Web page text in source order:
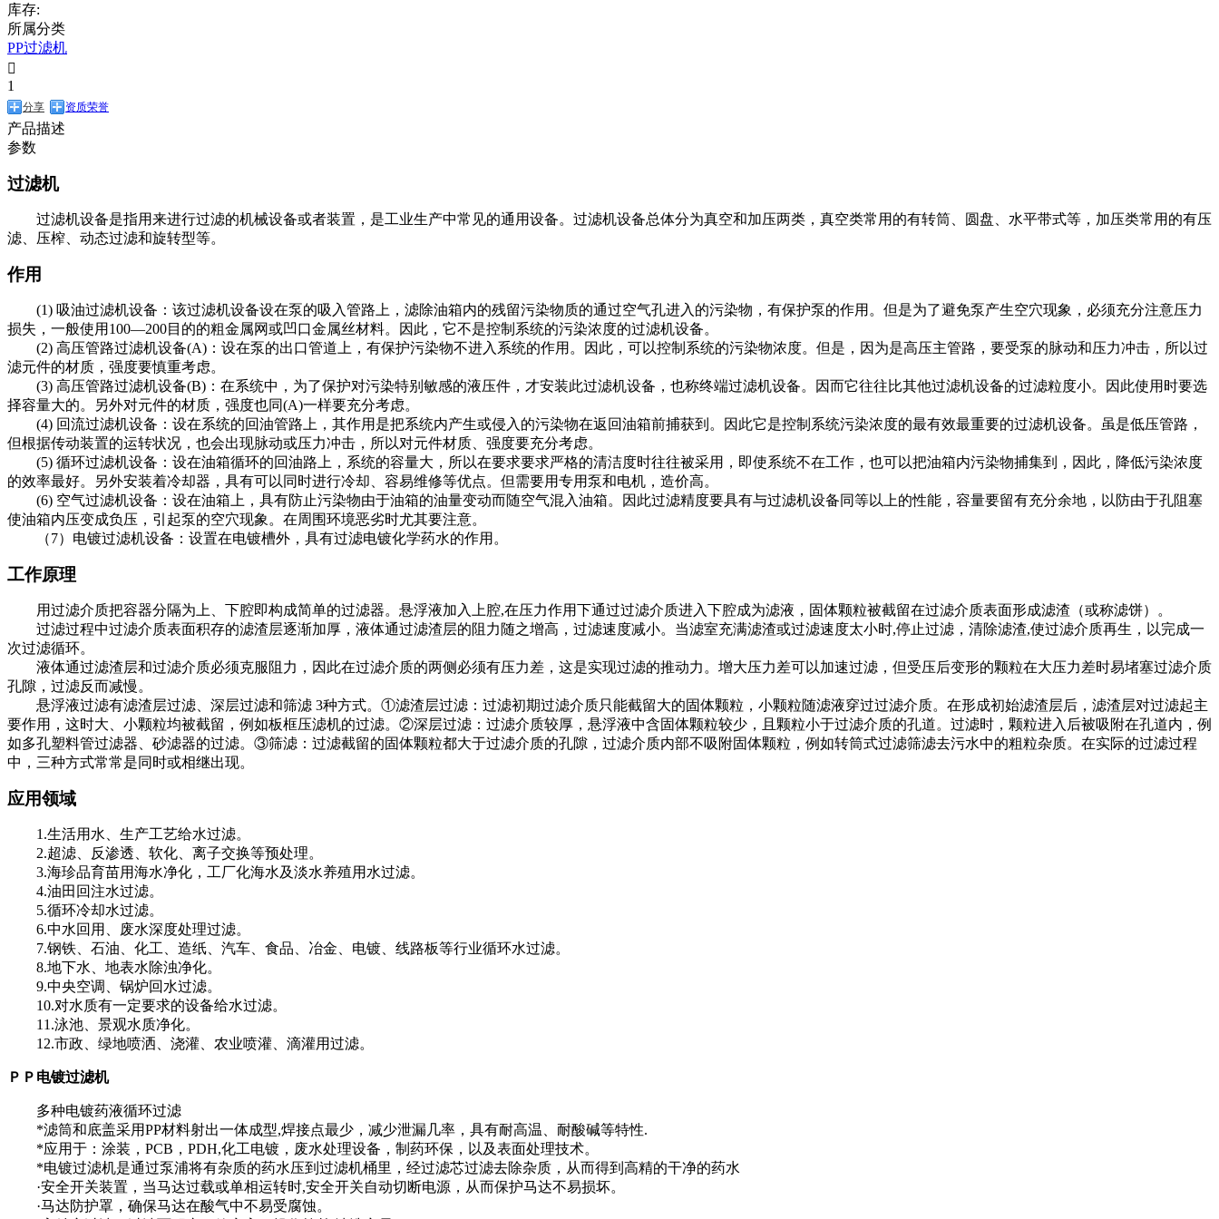
库存:
所属分类
PP过滤机

1
分享 资质荣誉
产品描述
参数
过滤机
过滤机设备是指用来进行过滤的机械设备或者装置，是工业生产中常见的通用设备。过滤机设备总体分为真空和加压两类，真空类常用的有转筒、圆盘、水平带式等，加压类常用的有压
滤、压榨、动态过滤和旋转型等。
作用
(1) 吸油过滤机设备：该过滤机设备设在泵的吸入管路上，滤除油箱内的残留污染物质的通过空气孔进入的污染物，有保护泵的作用。但是为了避免泵产生空穴现象，必须充分注意压力
损失，一般使用100—200目的的粗金属网或凹口金属丝材料。因此，它不是控制系统的污染浓度的过滤机设备。
(2) 高压管路过滤机设备(A)：设在泵的出口管道上，有保护污染物不进入系统的作用。因此，可以控制系统的污染物浓度。但是，因为是高压主管路，要受泵的脉动和压力冲击，所以过
滤元件的材质，强度要慎重考虑。
(3) 高压管路过滤机设备(B)：在系统中，为了保护对污染特别敏感的液压件，才安装此过滤机设备，也称终端过滤机设备。因而它往往比其他过滤机设备的过滤粒度小。因此使用时要选
择容量大的。另外对元件的材质，强度也同(A)一样要充分考虑。
(4) 回流过滤机设备：设在系统的回油管路上，其作用是把系统内产生或侵入的污染物在返回油箱前捕获到。因此它是控制系统污染浓度的最有效最重要的过滤机设备。虽是低压管路，
但根据传动装置的运转状况，也会出现脉动或压力冲击，所以对元件材质、强度要充分考虑。
(5) 循环过滤机设备：设在油箱循环的回油路上，系统的容量大，所以在要求要求严格的清洁度时往往被采用，即使系统不在工作，也可以把油箱内污染物捕集到，因此，降低污染浓度
的效率最好。另外安装着冷却器，具有可以同时进行冷却、容易维修等优点。但需要用专用泵和电机，造价高。
(6) 空气过滤机设备：设在油箱上，具有防止污染物由于油箱的油量变动而随空气混入油箱。因此过滤精度要具有与过滤机设备同等以上的性能，容量要留有充分余地，以防由于孔阻塞
使油箱内压变成负压，引起泵的空穴现象。在周围环境恶劣时尤其要注意。
（7）电镀过滤机设备：设置在电镀槽外，具有过滤电镀化学药水的作用。
工作原理
用过滤介质把容器分隔为上、下腔即构成简单的过滤器。悬浮液加入上腔,在压力作用下通过过滤介质进入下腔成为滤液，固体颗粒被截留在过滤介质表面形成滤渣（或称滤饼）。
过滤过程中过滤介质表面积存的滤渣层逐渐加厚，液体通过滤渣层的阻力随之增高，过滤速度减小。当滤室充满滤渣或过滤速度太小时,停止过滤，清除滤渣,使过滤介质再生，以完成一
次过滤循环。
液体通过滤渣层和过滤介质必须克服阻力，因此在过滤介质的两侧必须有压力差，这是实现过滤的推动力。增大压力差可以加速过滤，但受压后变形的颗粒在大压力差时易堵塞过滤介质
孔隙，过滤反而减慢。
悬浮液过滤有滤渣层过滤、深层过滤和筛滤 3种方式。①滤渣层过滤：过滤初期过滤介质只能截留大的固体颗粒，小颗粒随滤液穿过过滤介质。在形成初始滤渣层后，滤渣层对过滤起主
要作用，这时大、小颗粒均被截留，例如板框压滤机的过滤。②深层过滤：过滤介质较厚，悬浮液中含固体颗粒较少，且颗粒小于过滤介质的孔道。过滤时，颗粒进入后被吸附在孔道内，例
如多孔塑料管过滤器、砂滤器的过滤。③筛滤：过滤截留的固体颗粒都大于过滤介质的孔隙，过滤介质内部不吸附固体颗粒，例如转筒式过滤筛滤去污水中的粗粒杂质。在实际的过滤过程
中，三种方式常常是同时或相继出现。
应用领域
1.生活用水、生产工艺给水过滤。
2.超滤、反渗透、软化、离子交换等预处理。
3.海珍品育苗用海水净化，工厂化海水及淡水养殖用水过滤。
4.油田回注水过滤。
5.循环冷却水过滤。
6.中水回用、废水深度处理过滤。
7.钢铁、石油、化工、造纸、汽车、食品、冶金、电镀、线路板等行业循环水过滤。
8.地下水、地表水除浊净化。
9.中央空调、锅炉回水过滤。
10.对水质有一定要求的设备给水过滤。
11.泳池、景观水质净化。
12.市政、绿地喷洒、浇灌、农业喷灌、滴灌用过滤。
ＰＰ电镀过滤机
多种电镀药液循环过滤
*滤筒和底盖采用PP材料射出一体成型,焊接点最少，减少泄漏几率，具有耐高温、耐酸碱等特性.
*应用于：涂装，PCB，PDH,化工电镀，废水处理设备，制药环保，以及表面处理技术。
*电镀过滤机是通过泵浦将有杂质的药水压到过滤机桶里，经过滤芯过滤去除杂质，从而得到高精的干净的药水
·安全开关装置，当马达过载或单相运转时,安全开关自动切断电源，从而保护马达不易损坏。
·马达防护罩，确保马达在酸气中不易受腐蚀。